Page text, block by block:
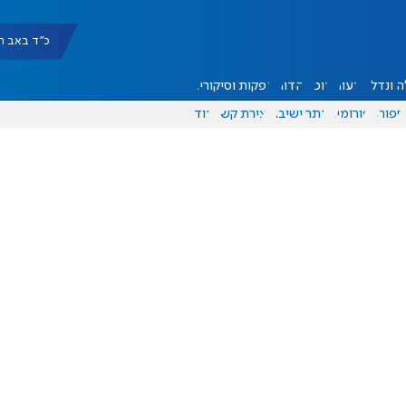
כ"ד באב תשפ"ו
ונדל"ן דעות אוכל יהדות הפקות וסיקורים
ספורט פורומים אתר ישיבה יצירת קשר עוד